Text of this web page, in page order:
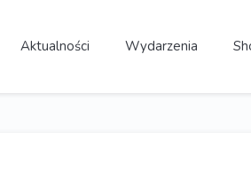
Aktualności Wydarzenia